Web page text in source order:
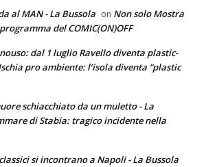
al MAN - La Bussola on Non solo Mostra
del COMIC(ON)OFF
dal 1 luglio Ravello diventa plastic-
pro ambiente: l’isola diventa “plastic
schiacchiato da un muletto - La
di Stabia: tragico incidente nella
si incontrano a Napoli - La Bussola